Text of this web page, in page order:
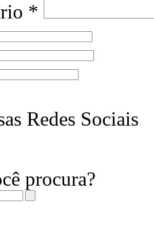
*
Redes Sociais
procura?